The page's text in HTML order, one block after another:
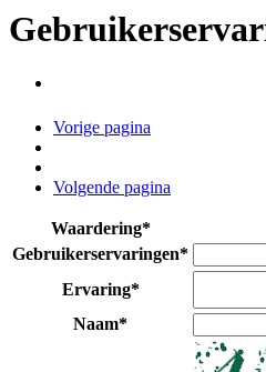
Vorige pagina
Volgende pagina
Waardering*
Gebruikerservaringen*
Ervaring*
Naam*